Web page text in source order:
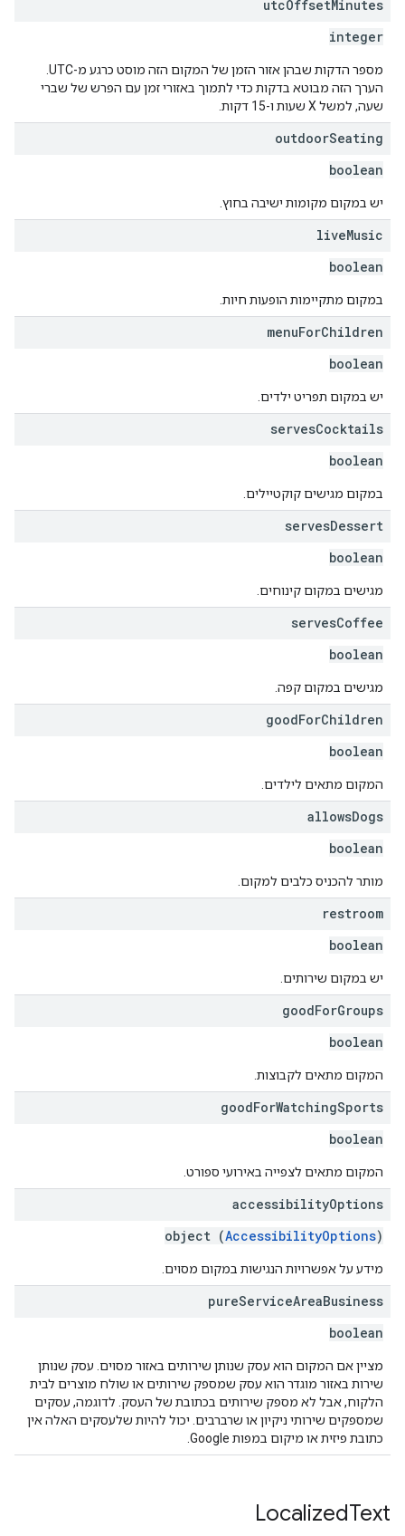
utcOffsetMinutes
integer
הערך הזה מבוטא בדקות כדי לתמוך באזורי זמן עם הפרש של שברי
שעה, למשל X שעות ו-15 דקות.
outdoorSeating
boolean
יש במקום מקומות ישיבה בחוץ.
liveMusic
boolean
במקום מתקיימות הופעות חיות.
menuForChildren
boolean
יש במקום תפריט ילדים.
servesCocktails
boolean
במקום מגישים קוקטיילים.
servesDessert
boolean
מגישים במקום קינוחים.
servesCoffee
boolean
מגישים במקום קפה.
goodForChildren
boolean
המקום מתאים לילדים.
allowsDogs
boolean
מותר להכניס כלבים למקום.
restroom
boolean
יש במקום שירותים.
goodForGroups
boolean
המקום מתאים לקבוצות.
goodForWatchingSports
boolean
המקום מתאים לצפייה באירועי ספורט.
accessibilityOptions
object (AccessibilityOptions)
מידע על אפשרויות הנגישות במקום מסוים.
pureServiceAreaBusiness
boolean
מציין אם המקום הוא עסק שנותן שירותים באזור מסוים. עסק שנותן
שירות באזור מוגדר הוא עסק שמספק שירותים או שולח מוצרים לבית
הלקוח, אבל לא מספק שירותים בכתובת של העסק. לדוגמה, עסקים
שמספקים שירותי ניקיון או שרברבים. יכול להיות שלעסקים האלה אין
כתובת פיזית או מיקום במפות Google.
LocalizedText